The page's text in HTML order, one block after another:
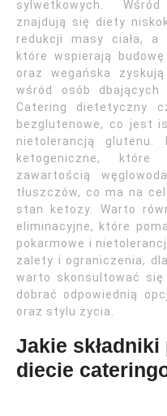
sylwetkowych.
znajdują się diety
redukcji masy ciała, a
które wspierają
oraz wegańska
wśród osób dbających
Catering dietetyczny
bezglutenowe, co jest
nietolerancją
ketogeniczne,
zawartością
tłuszczów, co ma na
stan ketozy. Warto
eliminacyjne, które
pokarmowe i
zalety i ograniczenia,
warto skonsultować
dobrać odpowiednią
oraz stylu życia.
Jakie
diecie